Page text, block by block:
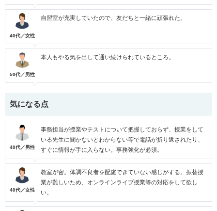
40代／女性
自習室が充実していたので、友だちと一緒に頑張れた。
50代／男性
本人もやる気を出して通い続けられているところ。
気になる点
40代／男性
事務担当が授業やテストについて把握しておらず、授業をして
いる先生に聞かないとわからない等で電話が折り返されたり、
すぐに情報が手に入らない。事務強化が必須。
40代／女性
教室が密。体調不良者を配慮できていない感じがする。振替授
業が難しいため、オンラインライブ授業等の対応をして欲し
い。